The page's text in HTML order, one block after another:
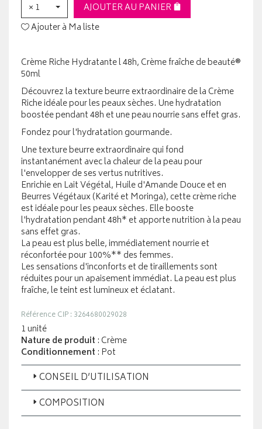
× 1
AJOUTER AU PANIER
Ajouter à Ma liste
Crème Riche Hydratante l 48h, Crème fraîche de beauté®
50ml
Découvrez la texture beurre extraordinaire de la Crème
Riche idéale pour les peaux sèches. Une hydratation
boostée pendant 48h et une peau nourrie sans effet gras.
Fondez pour l'hydratation gourmande.
Une texture beurre extraordinaire qui fond
instantanément avec la chaleur de la peau pour
l'envelopper de ses vertus nutritives.
Enrichie en Lait Végétal, Huile d'Amande Douce et en
Beurres Végétaux (Karité et Moringa), cette crème riche
est idéale pour les peaux sèches. Elle booste
l'hydratation pendant 48h* et apporte nutrition à la peau
sans effet gras.
La peau est plus belle, immédiatement nourrie et
réconfortée pour 100%** des femmes.
Les sensations d'inconforts et de tiraillements sont
réduites pour un apaisement immédiat. La peau est plus
fraîche, le teint est lumineux et éclatant.
Référence CIP : 3264680029028
1 unité
Nature de produit : Crème
Conditionnement : Pot
CONSEIL D’UTILISATION
COMPOSITION